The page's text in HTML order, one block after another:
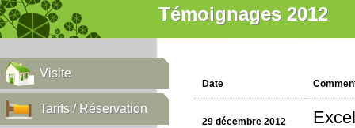
Témoignages 2012
Visite
Tarifs / Réservation
Date
29 décembre 2012